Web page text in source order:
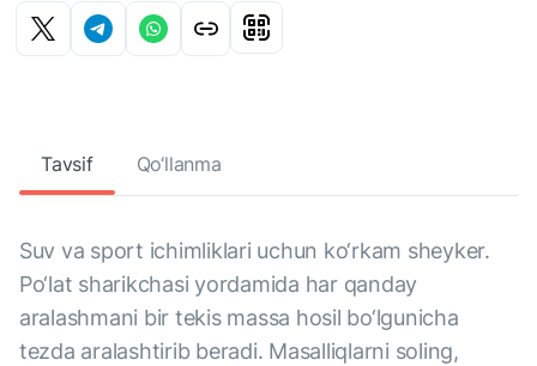
Tavsif Qo‘llanma
Suv va sport ichimliklari uchun ko‘rkam sheyker.
Po‘lat sharikchasi yordamida har qanday
aralashmani bir tekis massa hosil bo‘lgunicha
tezda aralashtirib beradi. Masalliqlarni soling,